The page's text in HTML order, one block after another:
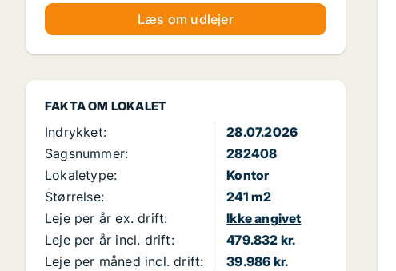
Læs om udlejer
FAKTA OM LOKALET
Indrykket:
28.07.2026
Sagsnummer:
282408
Lokaletype:
Kontor
Størrelse:
241 m2
Leje per år ex. drift:
Ikke angivet
Leje per år incl. drift:
479.832 kr.
Leje per måned incl. drift:
39.986 kr.